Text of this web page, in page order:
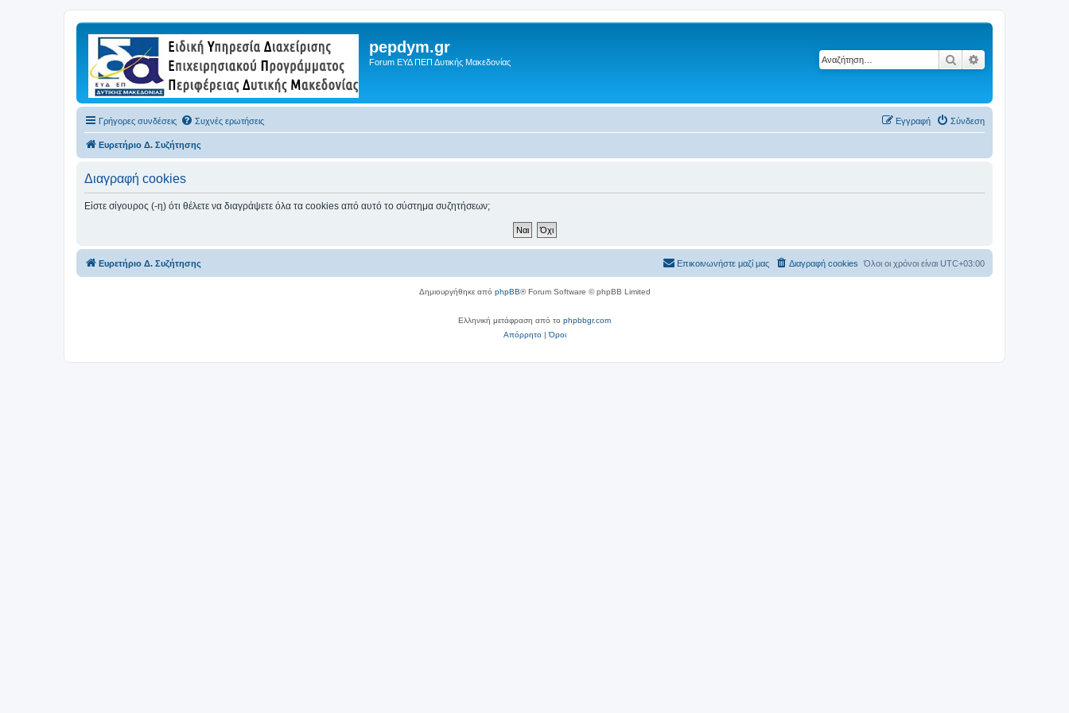
pepdym.gr
Forum ΕΥΔ ΠΕΠ Δυτικής Μακεδονίας Αναζήτηση
Γρήγορες συνδέσεις Συχνές ερωτήσεις Σύνδεση
Εγγραφή
Ευρετήριο Δ. Συζήτησης
Διαγραφή cookies
Είστε σίγουρος (-η) ότι θέλετε να διαγράψετε όλα τα cookies από αυτό το σύστημα συζητήσεων;
Ευρετήριο Δ. Συζήτησης Όλοι οι χρόνοι είναι UTC+03:00
Διαγραφή cookies
Επικοινωνήστε μαζί μας
Δημιουργήθηκε από phpBB® Forum Software © phpBB Limited
Ελληνική μετάφραση από το phpbbgr.com
Απόρρητο|Όροι